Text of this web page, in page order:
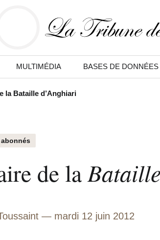
MULTIMÉDIA BASES DE DONNÉES
la Bataille d’Anghiari
de la
mardi 12 juin 2012